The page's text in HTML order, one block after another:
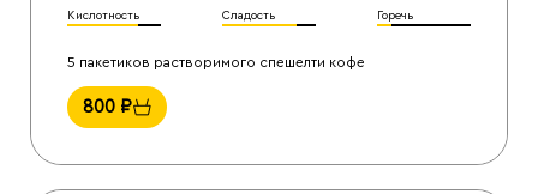
Кислотность Сладость Горечь
5 пакетиков растворимого спешелти кофе
800 ₽